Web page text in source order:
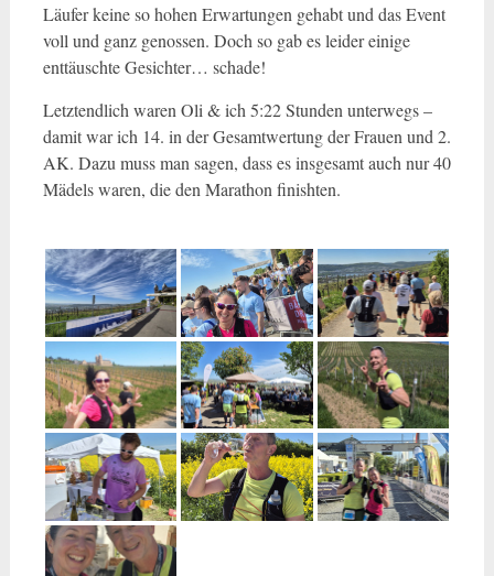
Läufer keine so hohen Erwartungen gehabt und das Event
voll und ganz genossen. Doch so gab es leider einige
enttäuschte Gesichter… schade!
Letztendlich waren Oli & ich 5:22 Stunden unterwegs –
damit war ich 14. in der Gesamtwertung der Frauen und 2.
AK. Dazu muss man sagen, dass es insgesamt auch nur 40
Mädels waren, die den Marathon finishten.